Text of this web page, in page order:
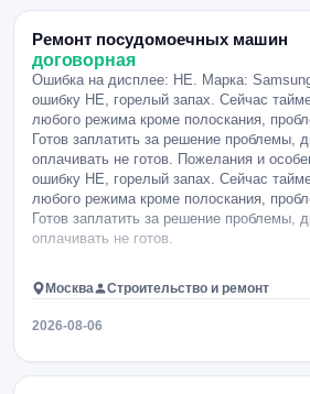
Ремонт посудомоечных машин
договорная
Ошибка на дисплее: НЕ. Марка:
ошибку НЕ, горелый запах. Сейчас
любого режима кроме полоскания,
Готов заплатить за решение проблемы,
оплачивать не готов. Пожелания и
ошибку НЕ, горелый запах. Сейчас
любого режима кроме полоскания,
Готов заплатить за решение проблемы,
оплачивать не готов.
Москва Строительство и ремонт
2026-08-06